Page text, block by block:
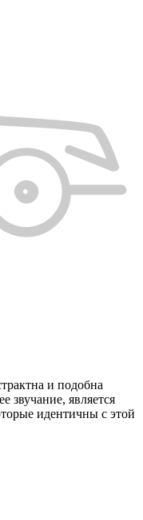
и подобна
звучание, является
идентичны с этой